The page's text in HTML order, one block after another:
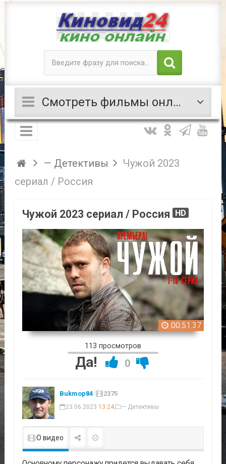
Смотреть фильмы онлайн
— Детективы
Чужой 2023
сериал / Россия
Чужой 2023 сериал / Россия HD
00:51:37
113 просмотров
Да! 0
Bukmop84 2375
23.06.2023 13:24, — Детективы
О видео